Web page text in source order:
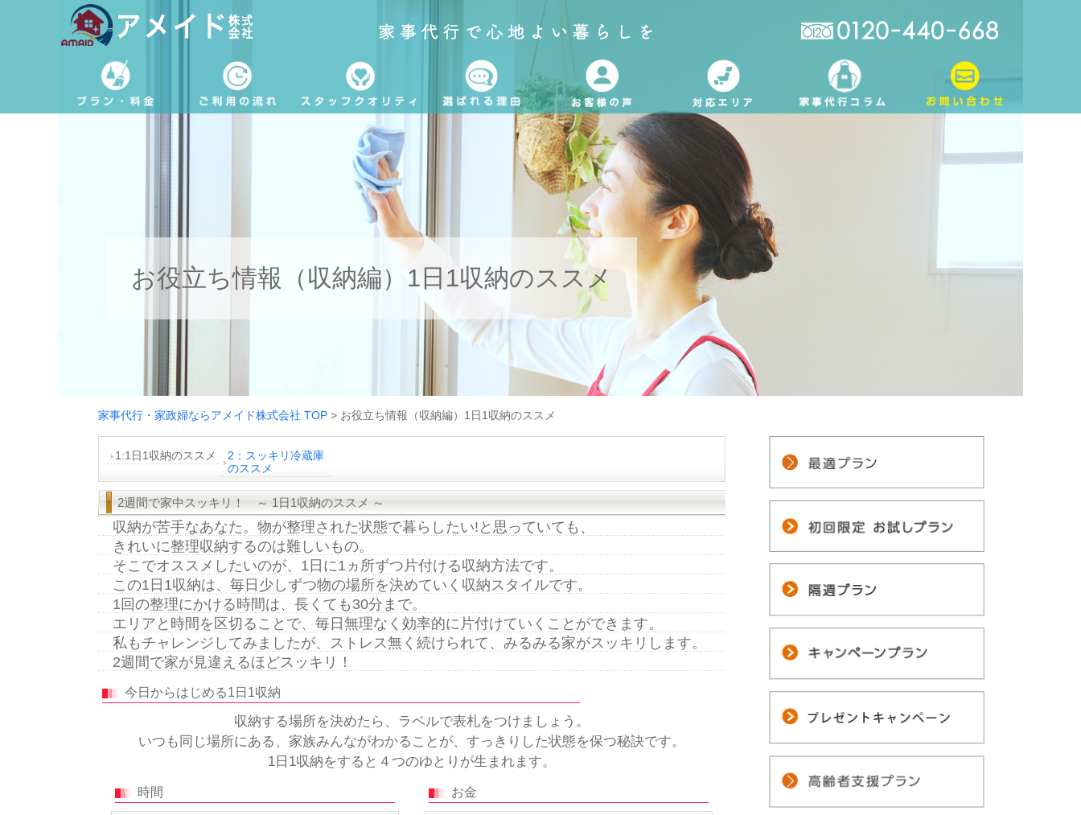
お役立ち情報（収納編）1日1収納のススメ
家事代行・家政婦ならアメイド株式会社 TOP > お役立ち情報（収納編）1日1収納のススメ
1:1日1収納のススメ
2：スッキリ冷蔵庫
のススメ
2週間で家中スッキリ！ ～ 1日1収納のススメ ～
収納が苦手なあなた。物が整理された状態で暮らしたい!と思っていても、
きれいに整理収納するのは難しいもの。
そこでオススメしたいのが、1日に1ヵ所ずつ片付ける収納方法です。
この1日1収納は、毎日少しずつ物の場所を決めていく収納スタイルです。
1回の整理にかける時間は、長くても30分まで。
エリアと時間を区切ることで、毎日無理なく効率的に片付けていくことができます。
私もチャレンジしてみましたが、ストレス無く続けられて、みるみる家がスッキリします。
2週間で家が見違えるほどスッキリ！
今日からはじめる1日1収納
収納する場所を決めたら、ラベルで表札をつけましょう。
いつも同じ場所にある、家族みんながわかることが、すっきりした状態を保つ秘訣です。
1日1収納をすると４つのゆとりが生まれます。
時間 お金